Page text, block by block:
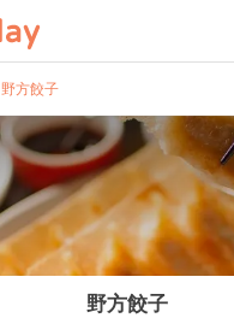
野方餃子
野方餃子